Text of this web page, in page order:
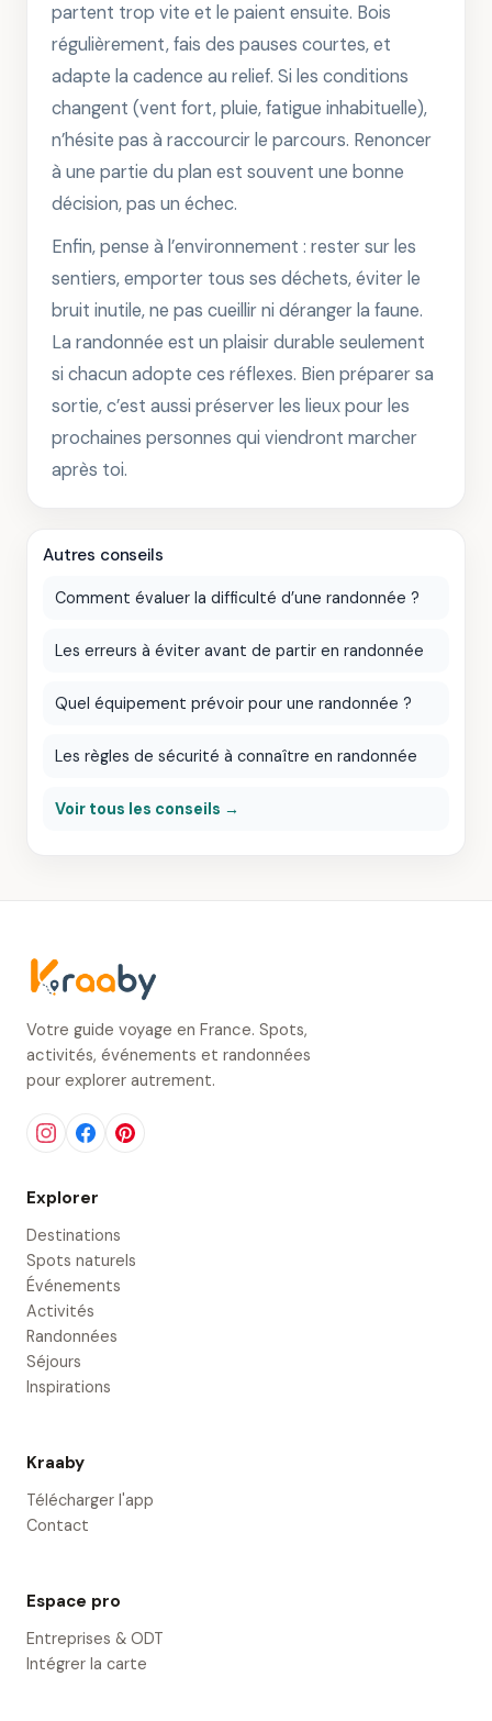
partent trop vite et le paient ensuite. Bois
régulièrement, fais des pauses courtes, et
adapte la cadence au relief. Si les conditions
changent (vent fort, pluie, fatigue inhabituelle),
n’hésite pas à raccourcir le parcours. Renoncer
à une partie du plan est souvent une bonne
décision, pas un échec.
Enfin, pense à l’environnement : rester sur les
sentiers, emporter tous ses déchets, éviter le
bruit inutile, ne pas cueillir ni déranger la faune.
La randonnée est un plaisir durable seulement
si chacun adopte ces réflexes. Bien préparer sa
sortie, c’est aussi préserver les lieux pour les
prochaines personnes qui viendront marcher
après toi.
Autres conseils
Comment évaluer la difficulté d’une randonnée ?
Les erreurs à éviter avant de partir en randonnée
Quel équipement prévoir pour une randonnée ?
Les règles de sécurité à connaître en randonnée
Voir tous les conseils →
Votre guide voyage en France. Spots,
activités, événements et randonnées
pour explorer autrement.
Explorer
Destinations
Spots naturels
Événements
Activités
Randonnées
Séjours
Inspirations
Kraaby
Télécharger l'app
Contact
Espace pro
Entreprises & ODT
Intégrer la carte